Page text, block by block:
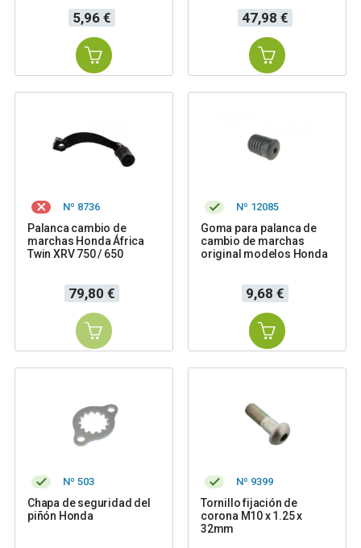
Precio
5,96 € Precio
47,98 €
Nº 8736
Palanca cambio de
marchas Honda África
Twin XRV 750 / 650
Precio
79,80 €
Nº 12085
Goma para palanca de
cambio de marchas
original modelos Honda
Precio
9,68 €
Nº 503
Chapa de seguridad del
piñón Honda
Nº 9399
Tornillo fijación de
corona M10 x 1.25 x
32mm